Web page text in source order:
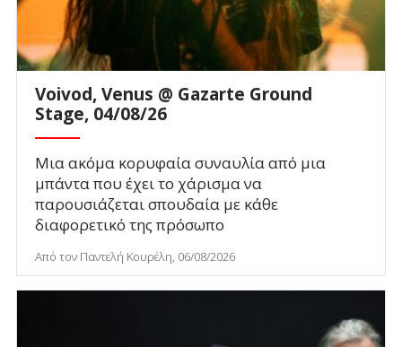
Voivod, Venus @ Gazarte Ground
Stage, 04/08/26
Μια ακόμα κορυφαία συναυλία από μια
μπάντα που έχει το χάρισμα να
παρουσιάζεται σπουδαία με κάθε
διαφορετικό της πρόσωπο
Από τον Παντελή Κουρέλη, 06/08/2026